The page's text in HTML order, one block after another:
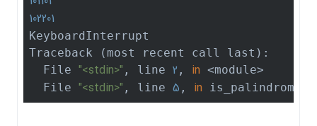
102201
KeyboardInterrupt
Traceback (most recent call last):
  File
"<stdin>" , line 2 , in <module>
  File
"<stdin>" , line 5 , in is_palindrome